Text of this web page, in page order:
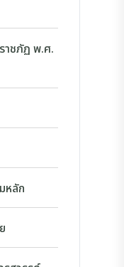
าชภัฏ พ.ศ.
หลัก